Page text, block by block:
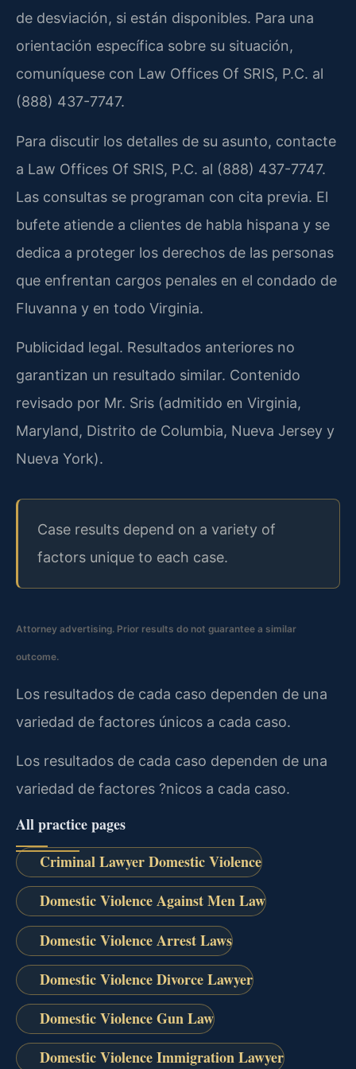
de desviación, si están disponibles. Para una
orientación específica sobre su situación,
comuníquese con Law Offices Of SRIS, P.C. al
(888) 437-7747.
Para discutir los detalles de su asunto, contacte
a Law Offices Of SRIS, P.C. al (888) 437-7747.
Las consultas se programan con cita previa. El
bufete atiende a clientes de habla hispana y se
dedica a proteger los derechos de las personas
que enfrentan cargos penales en el condado de
Fluvanna y en todo Virginia.
Publicidad legal. Resultados anteriores no
garantizan un resultado similar. Contenido
revisado por Mr. Sris (admitido en Virginia,
Maryland, Distrito de Columbia, Nueva Jersey y
Nueva York).
Case results depend on a variety of
factors unique to each case.
Attorney advertising. Prior results do not guarantee a similar
outcome.
Los resultados de cada caso dependen de una
variedad de factores únicos a cada caso.
Los resultados de cada caso dependen de una
variedad de factores ?nicos a cada caso.
All practice pages
Criminal Lawyer Domestic Violence
Domestic Violence Against Men Law
Domestic Violence Arrest Laws
Domestic Violence Divorce Lawyer
Domestic Violence Gun Law
Domestic Violence Immigration Lawyer